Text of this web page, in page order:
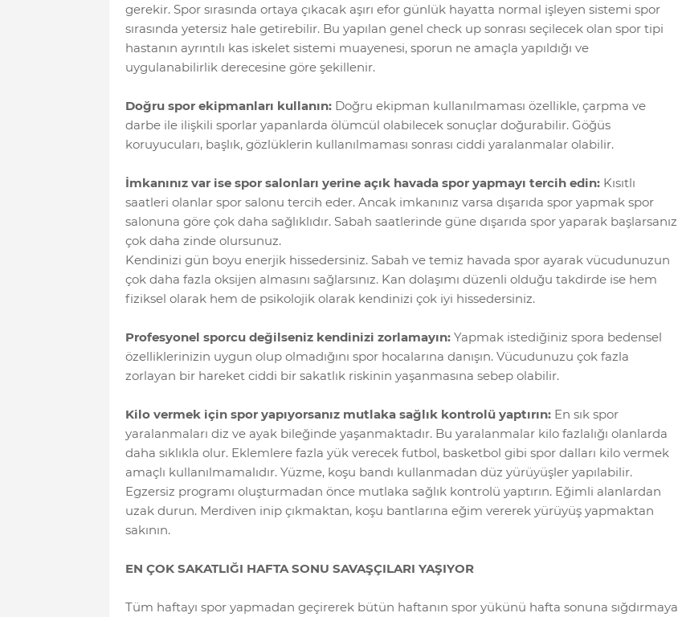
gerekir. Spor sırasında ortaya çıkacak aşırı efor günlük hayatta normal işleyen sistemi spor
sırasında yetersiz hale getirebilir. Bu yapılan genel check up sonrası seçilecek olan spor tipi
hastanın ayrıntılı kas iskelet sistemi muayenesi, sporun ne amaçla yapıldığı ve
uygulanabilirlik derecesine göre şekillenir.
Doğru spor ekipmanları kullanın: Doğru ekipman kullanılmaması özellikle, çarpma ve
darbe ile ilişkili sporlar yapanlarda ölümcül olabilecek sonuçlar doğurabilir. Göğüs
koruyucuları, başlık, gözlüklerin kullanılmaması sonrası ciddi yaralanmalar olabilir.
İmkanınız var ise spor salonları yerine açık havada spor yapmayı tercih edin: Kısıtlı
saatleri olanlar spor salonu tercih eder. Ancak imkanınız varsa dışarıda spor yapmak spor
salonuna göre çok daha sağlıklıdır. Sabah saatlerinde güne dışarıda spor yaparak başlarsanız
çok daha zinde olursunuz.
Kendinizi gün boyu enerjik hissedersiniz. Sabah ve temiz havada spor ayarak vücudunuzun
çok daha fazla oksijen almasını sağlarsınız. Kan dolaşımı düzenli olduğu takdirde ise hem
fiziksel olarak hem de psikolojik olarak kendinizi çok iyi hissedersiniz.
Profesyonel sporcu değilseniz kendinizi zorlamayın: Yapmak istediğiniz spora bedensel
özelliklerinizin uygun olup olmadığını spor hocalarına danışın. Vücudunuzu çok fazla
zorlayan bir hareket ciddi bir sakatlık riskinin yaşanmasına sebep olabilir.
Kilo vermek için spor yapıyorsanız mutlaka sağlık kontrolü yaptırın:En sık spor
yaralanmaları diz ve ayak bileğinde yaşanmaktadır. Bu yaralanmalar kilo fazlalığı olanlarda
daha sıklıkla olur. Eklemlere fazla yük verecek futbol, basketbol gibi spor dalları kilo vermek
amaçlı kullanılmamalıdır. Yüzme, koşu bandı kullanmadan düz yürüyüşler yapılabilir.
Egzersiz programı oluşturmadan önce mutlaka sağlık kontrolü yaptırın. Eğimli alanlardan
uzak durun. Merdiven inip çıkmaktan, koşu bantlarına eğim vererek yürüyüş yapmaktan
sakının.
EN ÇOK SAKATLIĞI HAFTA SONU SAVAŞÇILARI YAŞIYOR
Tüm haftayı spor yapmadan geçirerek bütün haftanın spor yükünü hafta sonuna sığdırmaya